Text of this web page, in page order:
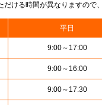
ける時間が異なりますので
平日
9:00～17:00
9:00～16:00
9:00～17:30